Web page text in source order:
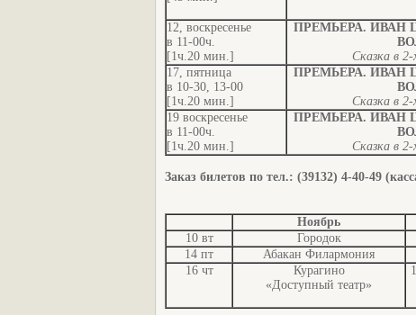
12, воскресенье
в 11-00ч.
[1ч.20 мин.]
ПРЕМЬЕРА. ИВАН
Сказка в 2-
17, пятница
в 10-30, 13-00
[1ч.20 мин.]
ПРЕМЬЕРА. ИВАН
Сказка в 2-
19 воскресенье
в 11-00ч.
[1ч.20 мин.]
ПРЕМЬЕРА. ИВАН
Сказка в 2-
Заказ билетов по тел.: (39132) 4-40-49
Ноябрь
10 вт
Городок
14 пт
Абакан Филармония
16 чт
Курагино
«Доступный театр»